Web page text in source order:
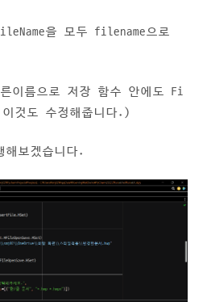
을 모두 filename으로
이름으로 저장 함수 안에도 Fi
것도 수정해줍니다.)
해보겠습니다.